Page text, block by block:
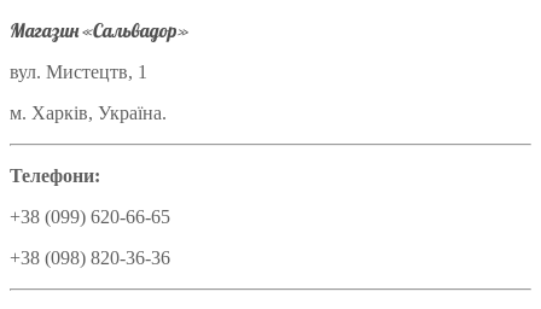
Магазин «Сальвадор»
вул. Мистецтв, 1
м. Харків, Україна.
Телефони:
+38 (099) 620-66-65
+38 (098) 820-36-36